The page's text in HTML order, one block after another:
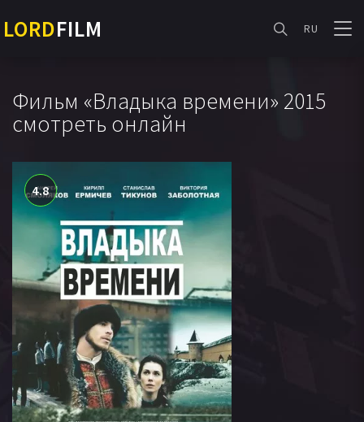
LORDFILM RU
Фильм «Владыка времени» 2015
смотреть онлайн
4.8